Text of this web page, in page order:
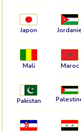
Japon Jordanie
Mali Maroc
Pakistan